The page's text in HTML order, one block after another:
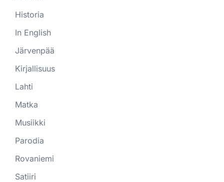
Historia
In English
Järvenpää
Kirjallisuus
Lahti
Matka
Musiikki
Parodia
Rovaniemi
Satiiri